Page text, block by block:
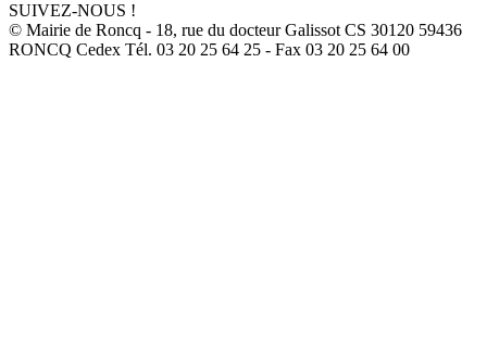
SUIVEZ-NOUS !
© Mairie de Roncq - 18, rue du docteur Galissot CS 30120 59436
RONCQ Cedex Tél. 03 20 25 64 25 - Fax 03 20 25 64 00